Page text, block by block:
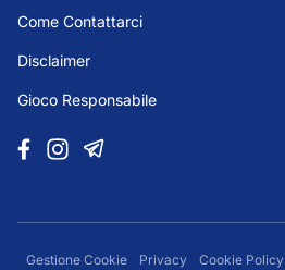
Come Contattarci
Disclaimer
Gioco Responsabile
Gestione Cookie Privacy Cookie Policy